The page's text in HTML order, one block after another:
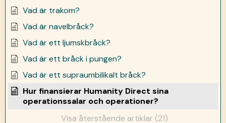
Vad är trakom?
Vad är navelbråck?
Vad är ett ljumskbråck?
Vad är ett bråck i pungen?
Vad är ett supraumbilikalt bråck?
Hur finansierar Humanity Direct sina
operationssalar och operationer?
Visa återstående artiklar (21)